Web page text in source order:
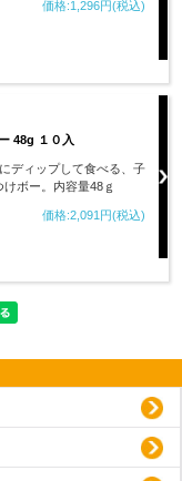
価格:1,296円(税込)
48g １０入
ディップして食べる、子
ボー。内容量48ｇ
価格:2,091円(税込)